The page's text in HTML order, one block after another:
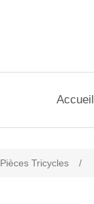
Accueil
Pièces Tricycles /